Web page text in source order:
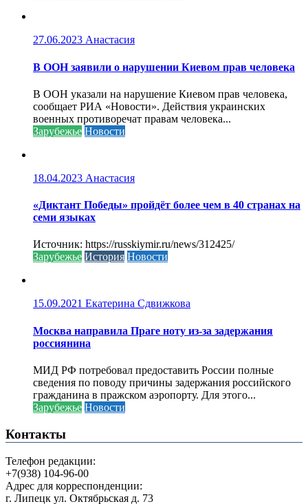
27.06.2023 Анастасия
В ООН заявили о нарушении Киевом прав человека
В ООН указали на нарушение Киевом прав человека,
сообщает РИА «Новости». Действия украинских
военных противоречат правам человека...
Зарубежье Новости
18.04.2023 Анастасия
«Диктант Победы» пройдёт более чем в 40 странах на
семи языках
Источник: https://russkiymir.ru/news/312425/
Зарубежье История Новости
15.09.2021 Екатерина Сдвижкова
Москва направила Праге ноту из-за задержания
россиянина
МИД РФ потребовал предоставить России полные
сведения по поводу причины задержания российского
гражданина в пражском аэропорту. Для этого...
Зарубежье Новости
Контакты
Телефон редакции:
+7(938) 104-96-00
Адрес для корреспонденции:
г. Липецк ул. Октябрьская д. 73